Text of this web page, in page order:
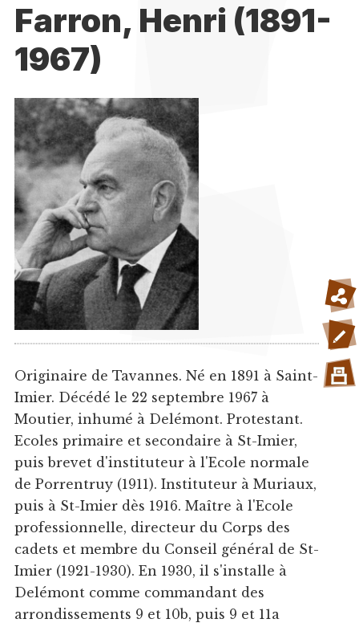
Farron, Henri (1891-
1967)
Originaire de Tavannes. Né en 1891 à Saint-
Imier. Décédé le 22 septembre 1967 à
Moutier, inhumé à Delémont. Protestant.
Ecoles primaire et secondaire à St-Imier,
puis brevet d'instituteur à l'Ecole normale
de Porrentruy (1911). Instituteur à Muriaux,
puis à St-Imier dès 1916. Maître à l'Ecole
professionnelle, directeur du Corps des
cadets et membre du Conseil général de St-
Imier (1921-1930). En 1930, il s'installe à
Delémont comme commandant des
arrondissements 9 et 10b, puis 9 et 11a